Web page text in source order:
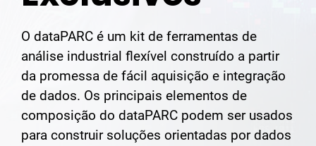
O dataPARC é um kit de ferramentas de
análise industrial flexível construído a partir
da promessa de fácil aquisição e integração
de dados. Os principais elementos de
composição do dataPARC podem ser usados
para construir soluções orientadas por dados